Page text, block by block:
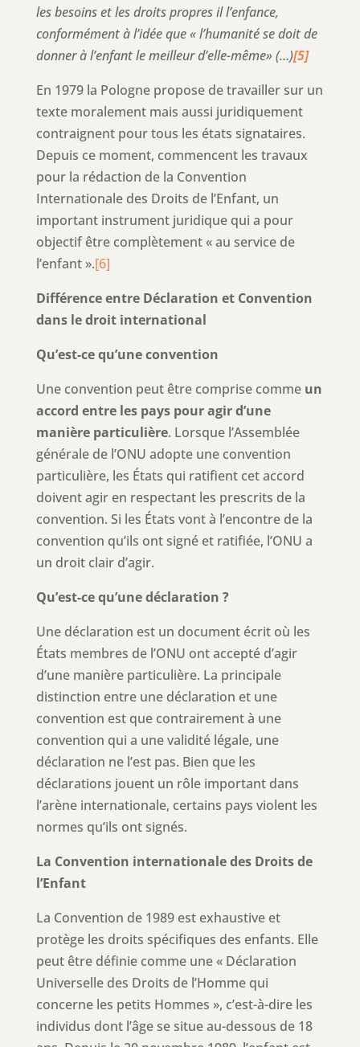
les besoins et les droits propres il l’enfance,
conformément à l’idée que « l’humanité se doit de
donner à l’enfant le meilleur d’elle-même» (…)[5]
En 1979 la Pologne propose de travailler sur un
texte moralement mais aussi juridiquement
contraignent pour tous les états signataires.
Depuis ce moment, commencent les travaux
pour la rédaction de la Convention
Internationale des Droits de l’Enfant, un
important instrument juridique qui a pour
objectif être complètement « au service de
l’enfant ».[6]
Différence entre Déclaration et Convention
dans le droit international
Qu’est-ce qu’une convention
Une convention peut être comprise comme un
accord entre les pays pour agir d’une
manière particulière. Lorsque l’Assemblée
générale de l’ONU adopte une convention
particulière, les États qui ratifient cet accord
doivent agir en respectant les prescrits de la
convention. Si les États vont à l’encontre de la
convention qu’ils ont signé et ratifiée, l’ONU a
un droit clair d’agir.
Qu’est-ce qu’une déclaration ?
Une déclaration est un document écrit où les
États membres de l’ONU ont accepté d’agir
d’une manière particulière. La principale
distinction entre une déclaration et une
convention est que contrairement à une
convention qui a une validité légale, une
déclaration ne l’est pas. Bien que les
déclarations jouent un rôle important dans
l’arène internationale, certains pays violent les
normes qu’ils ont signés.
La Convention internationale des Droits de
l’Enfant
La Convention de 1989 est exhaustive et
protège les droits spécifiques des enfants. Elle
peut être définie comme une « Déclaration
Universelle des Droits de l’Homme qui
concerne les petits Hommes », c’est-à-dire les
individus dont l’âge se situe au-dessous de 18